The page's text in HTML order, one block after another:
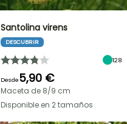
Santolina virens
DESCUBRIR
128
Desde5,90 €
Maceta de 8/9 cm
Disponible en 2 tamaños